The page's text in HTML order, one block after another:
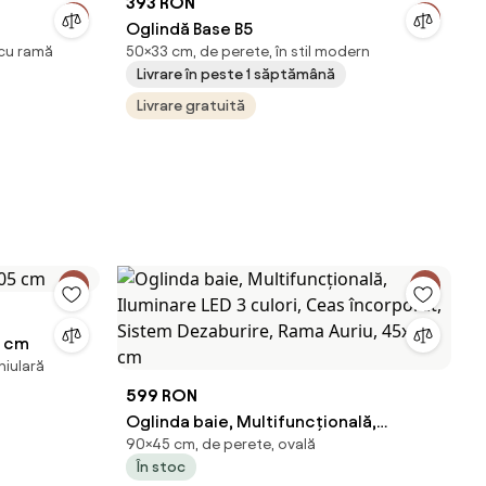
ramă
Oglindă Base B5
50×33 cm, de perete, în stil modern
Livrare în peste 1 săptămână
Livrare gratuită
cm
599 RON
Oglinda baie, Multifuncțională,
Iluminare LED 3 culori, Ceas încorporat,
Sistem Dezaburire, Rama Auriu, 45x90
90×45 cm, de perete, ovală
În stoc